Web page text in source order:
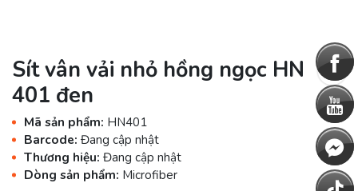
Sít vân vải nhỏ hồng ngọc HN
401 đen
Mã sản phẩm: HN401
Barcode: Đang cập nhật
Thương hiệu: Đang cập nhật
Dòng sản phẩm: Microfiber